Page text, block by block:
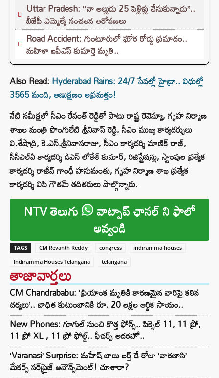
Uttar Pradesh: ‘‘నా అల్లుడు 25 పెళ్లిళ్లు చేసుకున్నాడు’’..
బీజేపీ ఎమ్మెల్యే సంచలన ఆరోపణలు
Road Accident: గుంటూరులో ఘోర రోడ్డు ప్రమాదం..
మహిళా ఐపీఎస్ కుమార్తె మృతి..
Also Read: Hyderabad Rains: 24/7 సేవల్లో హైడ్రా.. విధుల్లో
3565 మంది, అణుక్షణం అప్రమత్తం!
నేటి స‌మీక్ష‌లో సీఎం రేవంత్ రెడ్డితో పాటు రాష్ట్ర రెవెన్యూ, గృహ నిర్మాణ
శాఖ‌ల మంత్రి పొంగులేటి శ్రీ‌నివాస్ రెడ్డి, సీఎం ముఖ్య కార్య‌ద‌ర్శులు
వి.శేషాద్రి, కె.ఎస్‌.శ్రీ‌నివాస‌రాజు, సీఎం కార్య‌ద‌ర్శి మాణిక్ రాజ్‌,
సీసీఎల్ఏ కార్య‌ద‌ర్శి డిఎస్‌ లోకేశ్ కుమార్‌, రిజిస్ట్రేష‌న్లు, స్టాంపుల ప్ర‌త్యేక
కార్య‌ద‌ర్శి రాజీవ్ గాంధీ హ‌నుమంతు, గృహ నిర్మాణ శాఖ ప్ర‌త్యేక
కార్య‌ద‌ర్శి విపి గౌత‌మ్ త‌దిత‌రులు పాల్గొన్నారు.
NTV తెలుగు వాట్సాప్ ఛానల్ ని ఫాలో
అవ్వండి
TAGS CM Revanth Reddy congress
indiramma houses
Indiramma Houses Telangana
telangana
తాజావార్తలు
CM Chandrababu: ‘ప్రియాంక మృతికి కారణమైన వారిపై కఠిన
చర్యలు’.. బాధిత కుటుంబానికి రూ. 20 లక్షల ఆర్థిక సాయం..
New Phones: గూగుల్ నుంచి కొత్త ఫోన్స్.. పిక్సెల్ 11, 11 ప్రో,
11 ప్రో XL , 11 ప్రో ఫోల్డ్.. ఫీచర్స్ అదరహో..
‘Varanasi’ Surprise: మహేష్ బాబు బర్త్ డే రోజు ‘వారణాసి’
మేకర్స్ సర్‌ప్రైజ్ అనౌన్స్‌మెంట్! చూశారా?